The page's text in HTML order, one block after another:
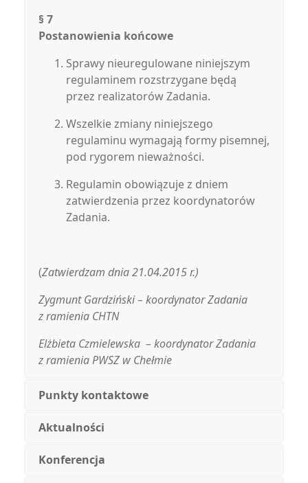
§ 7
Postanowienia końcowe
Sprawy nieuregulowane niniejszym
regulaminem rozstrzygane będą
przez realizatorów Zadania.
Wszelkie zmiany niniejszego
regulaminu wymagają formy pisemnej,
pod rygorem nieważności.
Regulamin obowiązuje z dniem
zatwierdzenia przez koordynatorów
Zadania.
(Zatwierdzam dnia 21.04.2015 r.)
Zygmunt Gardziński – koordynator Zadania
z ramienia CHTN
Elżbieta Czmielewska – koordynator Zadania
z ramienia PWSZ w Chełmie
Punkty kontaktowe
Aktualności
Konferencja